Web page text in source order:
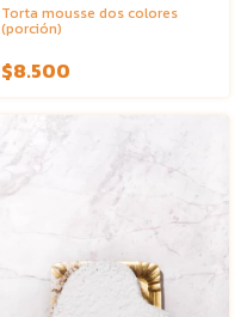
Torta mousse dos colores
(porción)
$8.500